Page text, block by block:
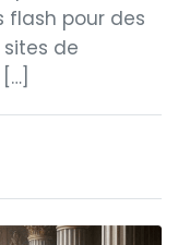
flash pour des
de